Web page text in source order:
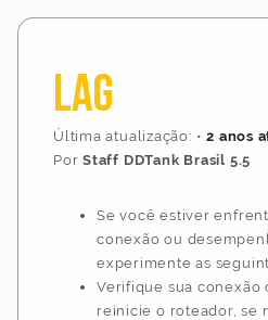
LAG
Última atualização: •2 anos
PorStaff DDTank Brasil 5.5
Se você estiver
conexão ou
experimente as
Verifique sua conexão
reinicie o roteador, se